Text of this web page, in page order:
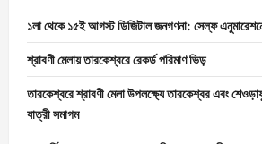
১লা থেকে ১৫ই আগস্ট ডিজিটাল জনগণনা: সেল্ফ
শ্রাবণী মেলায় তারকেশ্বরে রেকর্ড পরিমাণ ভিড়
তারকেশ্বরে শ্রাবণী মেলা উপলক্ষ্যে তারকেশ্বর এবং
যাত্রী সমাগম